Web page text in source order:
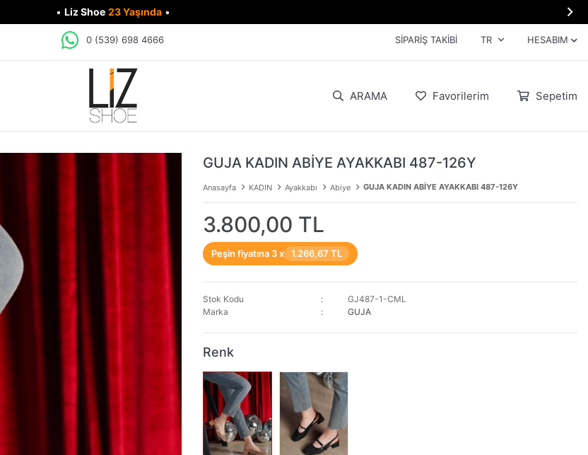
• Liz Shoe 23 Yaşında • 
0 (539) 698 4666 SIPARIŞ TAKIBI TR HESABIM
ARAMA Favorilerim Sepetim
GUJA KADIN ABİYE AYAKKABI 487-126Y
Anasayfa KADIN Ayakkabı Abiye GUJA KADIN ABİYE AYAKKABI 487-126Y
3.800,00 TL
Peşin fiyatına 3 x 1.266,67 TL
Stok Kodu
GJ487-1-CML
Marka
GUJA
Renk